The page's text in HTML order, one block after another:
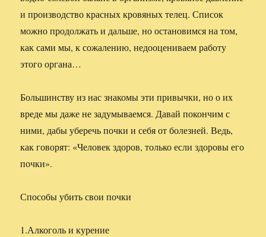
и производство красных кровяных телец. Список
можно продолжать и дальше, но остановимся на том,
как сами мы, к сожалению, недооцениваем работу
этого органа…
Большинству из нас знакомы эти привычки, но о их
вреде мы даже не задумываемся. Давай покончим с
ними, дабы уберечь почки и себя от болезней. Ведь,
как говорят: «Человек здоров, только если здоровы его
почки».
Способы убить свои почки
1.Алкоголь и курение